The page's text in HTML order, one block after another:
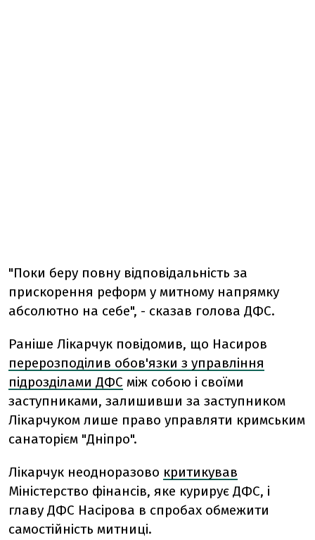
"Поки беру повну відповідальність за
прискорення реформ у митному напрямку
абсолютно на себе", - сказав голова ДФС.
Раніше Лікарчук повідомив, що Насиров
перерозподілив обов'язки з управління
підрозділами ДФС між собою і своїми
заступниками, залишивши за заступником
Лікарчуком лише право управляти кримським
санаторієм "Дніпро".
Лікарчук неодноразово критикував
Міністерство фінансів, яке курирує ДФС, і
главу ДФС Насірова в спробах обмежити
самостійність митниці.